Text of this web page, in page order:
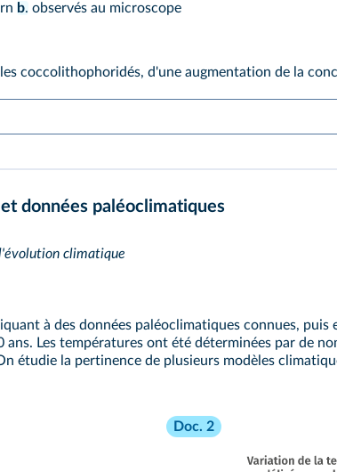
b. observés au microscope
coccolithophoridés, d'une augmentation de la
données paléoclimatiques
climatique
à des données paléoclimatiques connues,
Les températures ont été déterminées par de
étudie la pertinence de plusieurs modèles
Doc. 2